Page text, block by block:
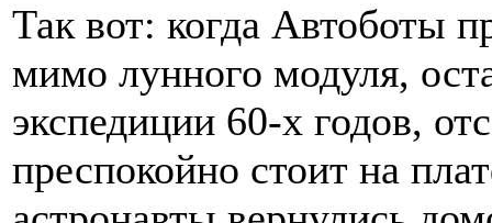
Так вот: когда Автоботы
мимо лунного модуля,
экспедиции 60-х годов,
преспокойно стоит на